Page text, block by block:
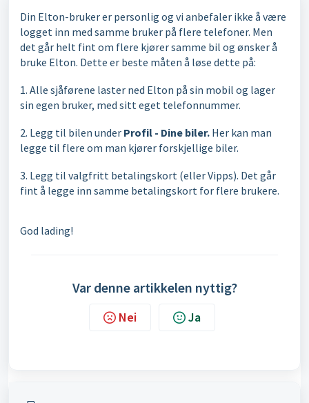
Din Elton-bruker er personlig og vi anbefaler ikke å være
logget inn med samme bruker på flere telefoner. Men
det går helt fint om flere kjører samme bil og ønsker å
bruke Elton. Dette er beste måten å løse dette på:
1. Alle sjåførene laster ned Elton på sin mobil og lager
sin egen bruker, med sitt eget telefonnummer.
2. Legg til bilen under Profil - Dine biler. Her kan man
legge til flere om man kjører forskjellige biler.
3. Legg til valgfritt betalingskort (eller Vipps). Det går
fint å legge inn samme betalingskort for flere brukere.
God lading!
Var denne artikkelen nyttig?
Nei Ja